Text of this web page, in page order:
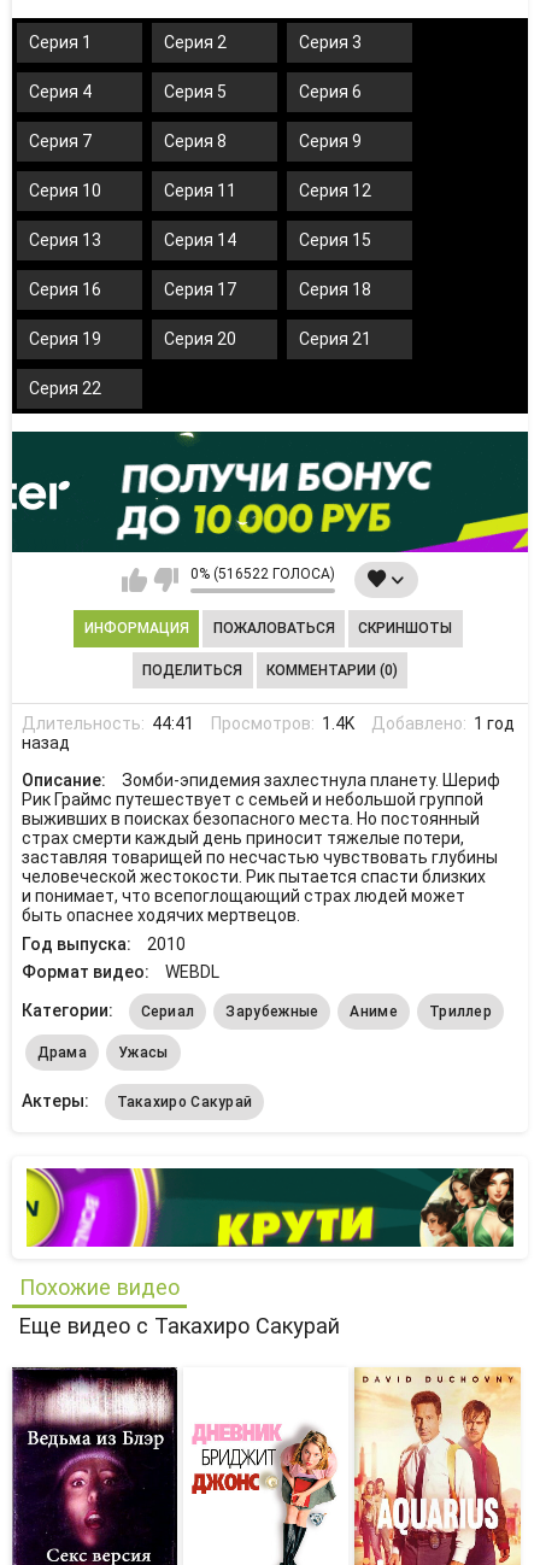
Серия 1 Серия 2 Серия 3
Серия 4 Серия 5 Серия 6
Серия 7 Серия 8 Серия 9
Серия 10 Серия 11 Серия 12
Серия 13 Серия 14 Серия 15
Серия 16 Серия 17 Серия 18
Серия 19 Серия 20 Серия 21
Серия 22
0% (516522 ГОЛОСА)
ИНФОРМАЦИЯ ПОЖАЛОВАТЬСЯ СКРИНШОТЫ
ПОДЕЛИТЬСЯ КОММЕНТАРИИ (0)
Длительность: 44:41 Просмотров: 1.4K Добавлено: 1 год
назад
Описание:
Зомби-эпидемия захлестнула планету. Шериф
Рик Граймс путешествует с семьей и небольшой группой
выживших в поисках безопасного места. Но постоянный
страх смерти каждый день приносит тяжелые потери,
заставляя товарищей по несчастью чувствовать глубины
человеческой жестокости. Рик пытается спасти близких
и понимает, что всепоглощающий страх людей может
быть опаснее ходячих мертвецов.
Год выпуска:
2010
Формат видео:
WEBDL
Категории:
Сериал Зарубежные Аниме Триллер
Драма Ужасы
Актеры: Такахиро Сакурай
Похожие видео
Еще видео с Такахиро Сакурай